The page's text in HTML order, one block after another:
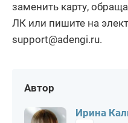
заменить карту,
ЛК или пишите на
support@adengi.ru.
Автор
Ирина